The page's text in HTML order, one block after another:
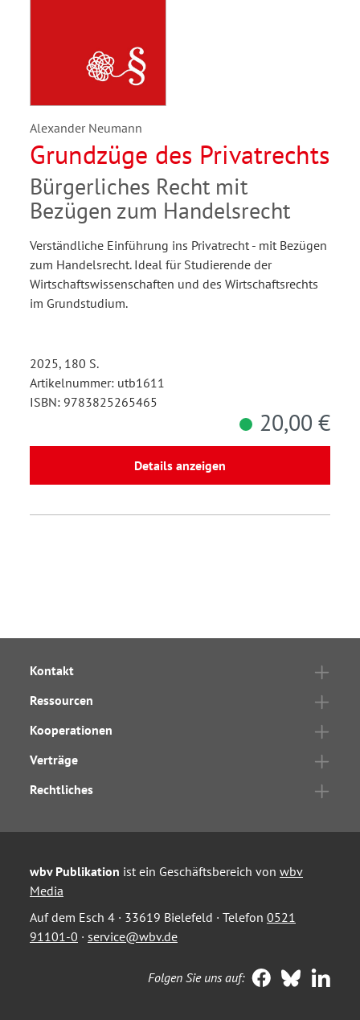
Alexander Neumann
Grundzüge des Privatrechts
Bürgerliches Recht mit
Bezügen zum Handelsrecht
Verständliche Einführung ins Privatrecht - mit Bezügen
zum Handelsrecht. Ideal für Studierende der
Wirtschaftswissenschaften und des Wirtschaftsrechts
im Grundstudium.
2025, 180 S.
Artikelnummer: utb1611
ISBN: 9783825265465
20,00 €
Details anzeigen
Kontakt
Ressourcen
Kooperationen
Verträge
Rechtliches
wbv Publikation ist ein Geschäftsbereich von wbv
Media
Auf dem Esch 4 · 33619 Bielefeld · Telefon 0521
91101-0 · service@wbv.de
Folgen Sie uns auf: